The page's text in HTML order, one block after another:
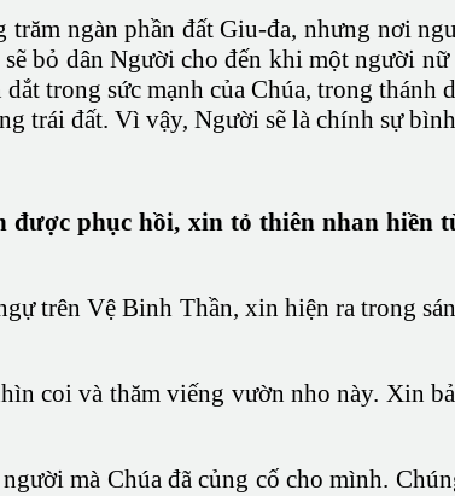
ngàn phần đất Giu-đa, nhưng nơi
bỏ dân Người cho đến khi một người nữ
trong sức mạnh của Chúa, trong thánh
trái đất. Vì vậy, Người sẽ là chính sự
phục hồi, xin tỏ thiên nhan hiền
trên Vệ Binh Thần, xin hiện ra trong
coi và thăm viếng vườn nho này. Xin
mà Chúa đã củng cố cho mình.